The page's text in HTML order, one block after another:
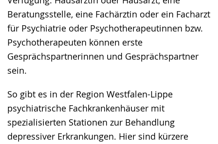
Beratungsstelle, eine Fachärztin oder ein Facharzt
für Psychiatrie oder Psychotherapeutinnen bzw.
Psychotherapeuten können erste
Gesprächspartnerinnen und Gesprächspartner
sein.
So gibt es in der Region Westfalen-Lippe
psychiatrische Fachkrankenhäuser mit
spezialisierten Stationen zur Behandlung
depressiver Erkrankungen. Hier sind kürzere
angezeigt.